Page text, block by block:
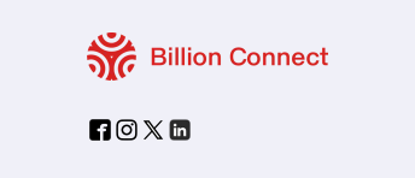
-「データローミング」をオンにし、
い。